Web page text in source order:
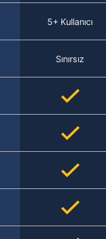
5+ Kullanıcı
Sınırsız